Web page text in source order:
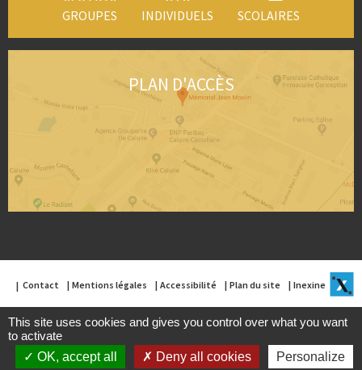
GROUPES INDIVIDUELS SCOLAIRES
PLAN D'ACCÈS
Contact Mentions légales Accessibilité Plan du site Inexine
This site uses cookies and gives you control over what you want
to activate
OK, accept all
Deny all cookies Personalize